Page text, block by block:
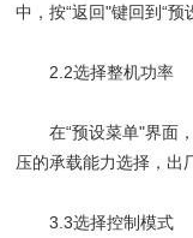
中，按“返回"键回到“
2.2选择整机功率
在“预设菜单"界面，
压的承载能力选择，出
3.3选择控制模式